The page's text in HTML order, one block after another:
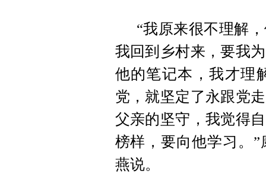
“我原来很不理解
我回到乡村来，要我
他的笔记本，我才理
党，就坚定了永跟党
父亲的坚守，我觉得
榜样，要向他学习。
燕说。